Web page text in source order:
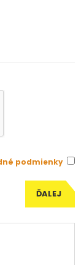
podmienky